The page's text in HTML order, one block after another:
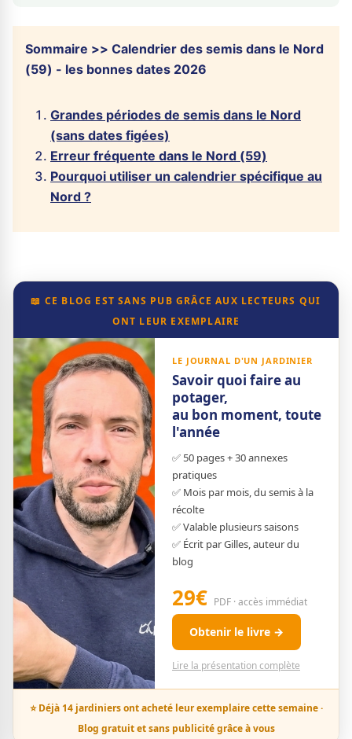
Sommaire >> Calendrier des semis dans le Nord
(59) - les bonnes dates 2026
Grandes périodes de semis dans le Nord
(sans dates figées)
Erreur fréquente dans le Nord (59)
Pourquoi utiliser un calendrier spécifique au
Nord ?
📖 CE BLOG EST SANS PUB GRÂCE AUX LECTEURS QUI
ONT LEUR EXEMPLAIRE
LE JOURNAL D'UN JARDINIER
Savoir quoi faire au
potager,
au bon moment, toute
l'année
✅ 50 pages + 30 annexes
pratiques
✅ Mois par mois, du semis à la
récolte
✅ Valable plusieurs saisons
✅ Écrit par Gilles, auteur du
blog
29€ PDF · accès immédiat
Obtenir le livre →
Lire la présentation complète
⭐ Déjà 14 jardiniers ont acheté leur exemplaire cette semaine ·
Blog gratuit et sans publicité grâce à vous